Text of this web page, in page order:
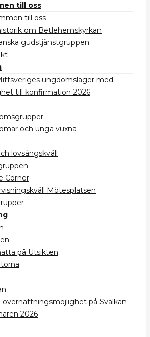
till oss
till oss
om Betlehemskyrkan
gudstjänstgruppen
ungdomsläger med
till konfirmation 2026
och unga vuxna
lovsångskväll
Corner
Mötesplatsen
på Utsikten
övernattningsmöjlighet på Svalkan
2026